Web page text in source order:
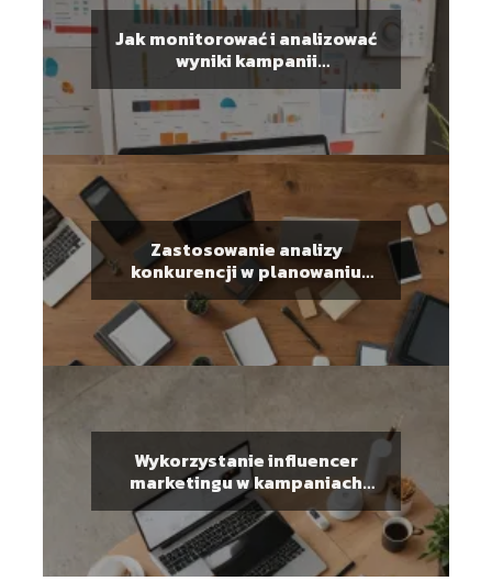
Jak monitorować i analizować
wyniki kampanii
marketingowych
Zastosowanie analizy
konkurencji w planowaniu
strategii marketingowej
Wykorzystanie influencer
marketingu w kampaniach
promocyjnych